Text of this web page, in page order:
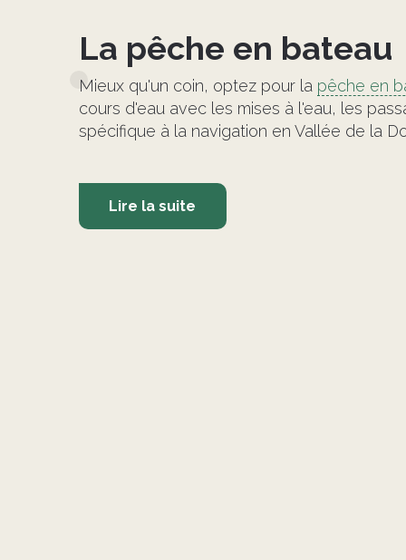
La pêche en bateau
Mieux qu'un coin, optez pour la pêche en
cours d'eau avec les mises à l'eau, les
spécifique à la navigation en Vallée de la
Lire la suite